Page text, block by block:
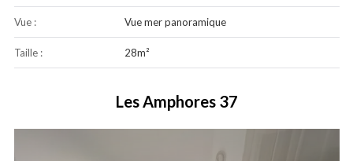
Vue : Vue mer panoramique
Taille : 28m²
Les Amphores 37